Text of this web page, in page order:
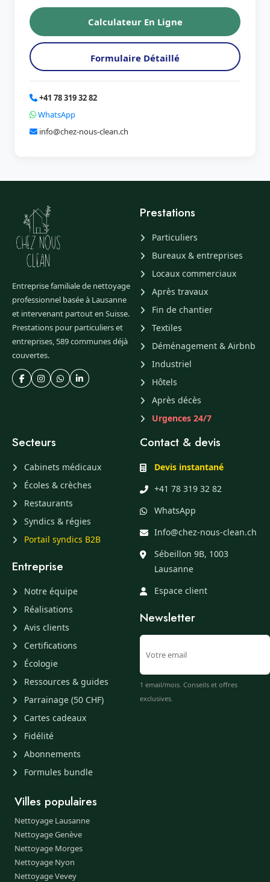
Calculateur En Ligne
Formulaire Détaillé
+41 78 319 32 82
WhatsApp
info@chez-nous-clean.ch
Entreprise familiale de nettoyage
professionnel basée à Lausanne
et intervenant partout en Suisse.
Prestations pour particuliers et
entreprises, 589 communes déjà
couvertes.
Prestations
Particuliers
Bureaux & entreprises
Locaux commerciaux
Après travaux
Fin de chantier
Textiles
Déménagement & Airbnb
Industriel
Hôtels
Après décès
Urgences 24/7
Secteurs
Cabinets médicaux
Écoles & crèches
Restaurants
Syndics & régies
Portail syndics B2B
Entreprise
Notre équipe
Réalisations
Avis clients
Certifications
Écologie
Ressources & guides
Parrainage (50 CHF)
Cartes cadeaux
Fidélité
Abonnements
Formules bundle
Contact & devis
Devis instantané
+41 78 319 32 82
WhatsApp
Info@chez-nous-clean.ch
Sébeillon 9B, 1003
Lausanne
Espace client
Newsletter
1 email/mois. Conseils et offres
exclusives.
Villes populaires
Nettoyage Lausanne
Nettoyage Genève
Nettoyage Morges
Nettoyage Nyon
Nettoyage Vevey